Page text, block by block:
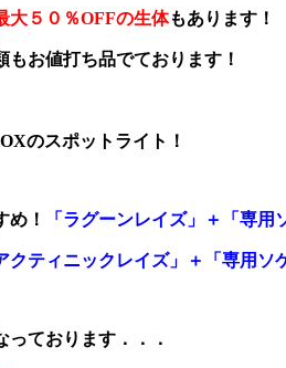
大５０％OFFの生体もあります！
もお値打ち品でております！
のスポットライト！
め！ 「ラグーンレイズ」＋「専用
クティニックレイズ」＋「専用ソ
っております．．．